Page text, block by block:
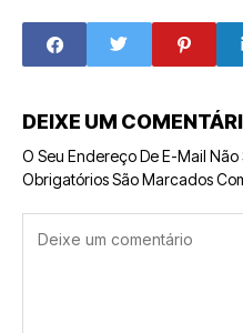
DEIXE UM
O Seu Endereço De E-Mail
Obrigatórios São Marcados